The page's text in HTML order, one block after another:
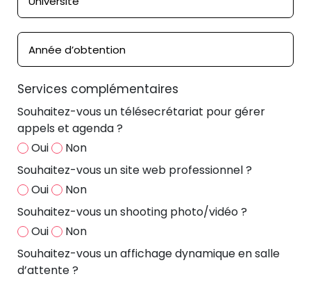
Services complémentaires
Souhaitez-vous un télésecrétariat pour gérer
appels et agenda ?
Oui
Non
Souhaitez-vous un site web professionnel ?
Oui
Non
Souhaitez-vous un shooting photo/vidéo ?
Oui
Non
Souhaitez-vous un affichage dynamique en salle
d’attente ?